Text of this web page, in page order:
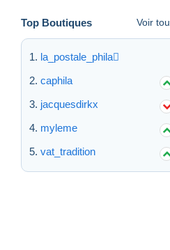
Top Boutiques Voir
la_postale_phila
caphila
jacquesdirkx
myleme
vat_tradition